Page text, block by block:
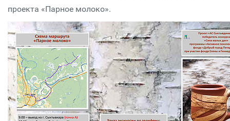
проекта «Парное молоко».